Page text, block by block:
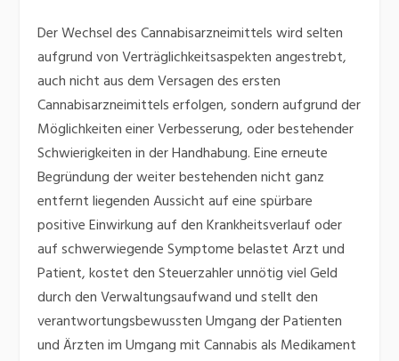
Der Wechsel des Cannabisarzneimittels wird selten
aufgrund von Verträglichkeitsaspekten angestrebt,
auch nicht aus dem Versagen des ersten
Cannabisarzneimittels erfolgen, sondern aufgrund der
Möglichkeiten einer Verbesserung, oder bestehender
Schwierigkeiten in der Handhabung. Eine erneute
Begründung der weiter bestehenden nicht ganz
entfernt liegenden Aussicht auf eine spürbare
positive Einwirkung auf den Krankheitsverlauf oder
auf schwerwiegende Symptome belastet Arzt und
Patient, kostet den Steuerzahler unnötig viel Geld
durch den Verwaltungsaufwand und stellt den
verantwortungsbewussten Umgang der Patienten
und Ärzten im Umgang mit Cannabis als Medikament